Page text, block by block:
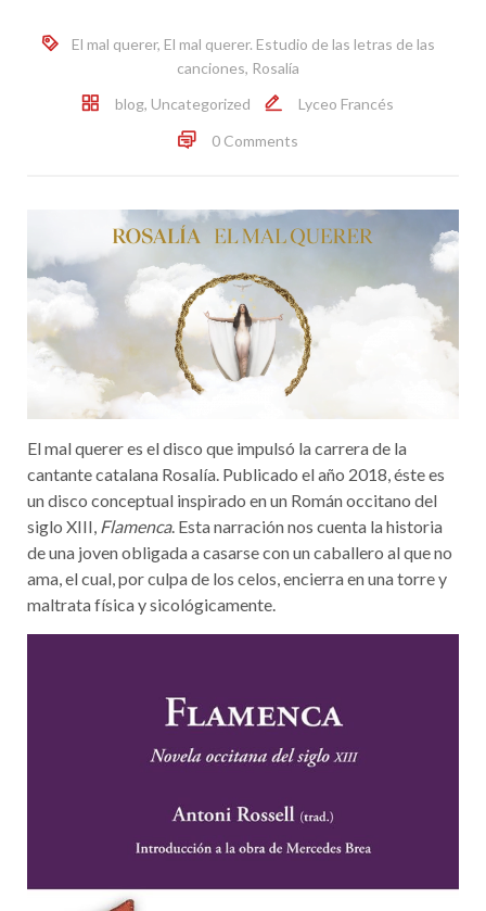
El mal querer, El mal querer. Estudio de las letras de las
canciones, Rosalía
blog, Uncategorized
Lyceo Francés
0 Comments
El mal querer es el disco que impulsó la carrera de la
cantante catalana Rosalía. Publicado el año 2018, éste es
un disco conceptual inspirado en un Román occitano del
siglo XIII, Flamenca. Esta narración nos cuenta la historia
de una joven obligada a casarse con un caballero al que no
ama, el cual, por culpa de los celos, encierra en una torre y
maltrata física y sicológicamente.